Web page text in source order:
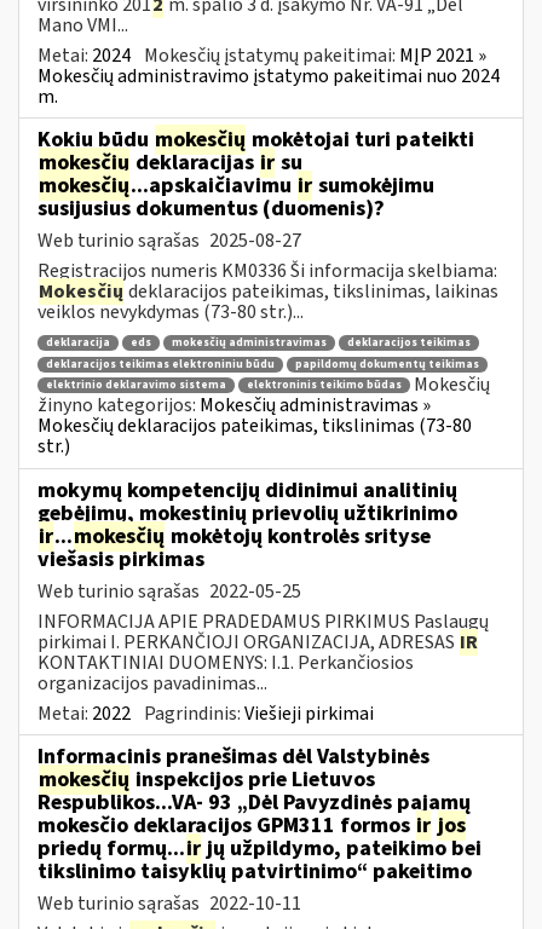
Mano VMI...
Metai: 2024 Mokesčių įstatymų pakeitimai: MĮP 2021 »
Mokesčių administravimo įstatymo pakeitimai nuo 2024
m.
Kokiu būdu mokesčių mokėtojai turi pateikti
mokesčių deklaracijas ir su
mokesčių...apskaičiavimu ir sumokėjimu
susijusius dokumentus (duomenis)?
Web turinio sąrašas 2025-08-27
Registracijos numeris KM0336 Ši informacija skelbiama:
Mokesčių deklaracijos pateikimas, tikslinimas, laikinas
veiklos nevykdymas (73-80 str.)...
deklaracija eds mokesčių administravimas
deklaracijos teikimas
deklaracijos teikimas elektroniniu būdu
papildomų dokumentų teikimas
elektrinio deklaravimo sistema
elektroninis teikimo būdas
Mokesčių
žinyno kategorijos: Mokesčių administravimas »
Mokesčių deklaracijos pateikimas, tikslinimas (73-80
str.)
mokymų kompetencijų didinimui analitinių
gebėjimų, mokestinių prievolių užtikrinimo
ir...mokesčių mokėtojų kontrolės srityse
viešasis pirkimas
Web turinio sąrašas 2022-05-25
INFORMACIJA APIE PRADEDAMUS PIRKIMUS Paslaugų
pirkimai I. PERKANČIOJI ORGANIZACIJA, ADRESAS IR
KONTAKTINIAI DUOMENYS: I.1. Perkančiosios
organizacijos pavadinimas...
Metai: 2022 Pagrindinis:Viešieji pirkimai
Informacinis pranešimas dėl Valstybinės
mokesčių inspekcijos prie Lietuvos
Respublikos...VA- 93 „Dėl Pavyzdinės pajamų
mokesčio deklaracijos GPM311 formos ir jos
priedų formų...irjų užpildymo, pateikimo bei
tikslinimo taisyklių patvirtinimo“ pakeitimo
Web turinio sąrašas 2022-10-11